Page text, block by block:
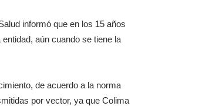
informó que en los 15 años
aún cuando se tiene la
de acuerdo a la norma
por vector, ya que Colima